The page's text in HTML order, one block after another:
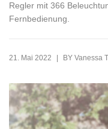
Regler mit 366
Fernbedienung.
21. Mai 2022 BY Vanessa